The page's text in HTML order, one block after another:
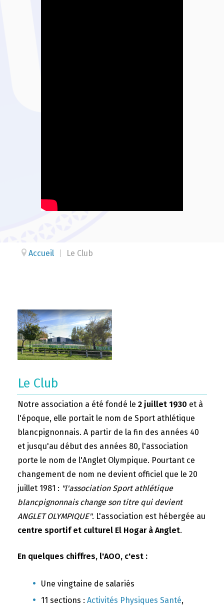
Accueil Le Club
Le Club
Notre association a été fondé le 2 juillet 1930 et à
l'époque, elle portait le nom de Sport athlétique
blancpignonnais. A partir de la fin des années 40
et jusqu'au début des années 80, l'association
porte le nom de l'Anglet Olympique. Pourtant ce
changement de nom ne devient officiel que le 20
juillet 1981 : "l'association Sport athlétique
blancpignonnais change son titre qui devient
ANGLET OLYMPIQUE". L'association est hébergée au
centre sportif et culturel El Hogar à Anglet.
En quelques chiffres, l'AOO, c'est :
Une vingtaine de salariés
11 sections : Activités Physiques Santé,